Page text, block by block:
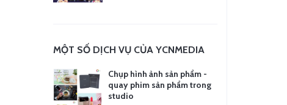
MỘT SỐ DỊCH VỤ CỦA YCNMEDIA
Chụp hình ảnh sản phẩm -
quay phim sản phẩm trong
studio